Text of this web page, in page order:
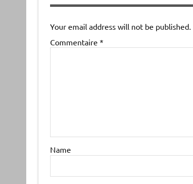
Your email address will not be published.
Commentaire *
Name